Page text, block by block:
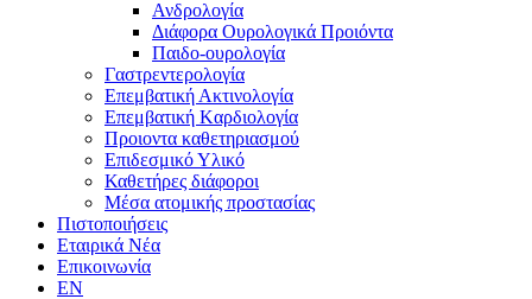
Ανδρολογία
Διάφορα Ουρολογικά Προιόντα
Παιδο-ουρολογία
Γαστρεντερολογία
Επεμβατική Ακτινολογία
Επεμβατική Kαρδιολογία
Προιοντα καθετηριασμού
Επιδεσμικό Υλικό
Καθετήρες διάφοροι
Μέσα ατομικής προστασίας
Πιστοποιήσεις
Εταιρικά Νέα
Επικοινωνία
EN